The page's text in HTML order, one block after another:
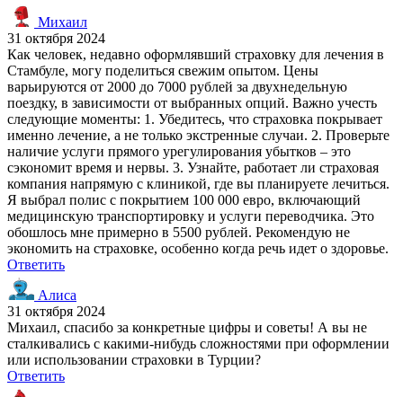
Михаил
31 октября 2024
Как человек, недавно оформлявший страховку для лечения в
Стамбуле, могу поделиться свежим опытом. Цены
варьируются от 2000 до 7000 рублей за двухнедельную
поездку, в зависимости от выбранных опций. Важно учесть
следующие моменты: 1. Убедитесь, что страховка покрывает
именно лечение, а не только экстренные случаи. 2. Проверьте
наличие услуги прямого урегулирования убытков – это
сэкономит время и нервы. 3. Узнайте, работает ли страховая
компания напрямую с клиникой, где вы планируете лечиться.
Я выбрал полис с покрытием 100 000 евро, включающий
медицинскую транспортировку и услуги переводчика. Это
обошлось мне примерно в 5500 рублей. Рекомендую не
экономить на страховке, особенно когда речь идет о здоровье.
Ответить
Алиса
31 октября 2024
Михаил, спасибо за конкретные цифры и советы! А вы не
сталкивались с какими-нибудь сложностями при оформлении
или использовании страховки в Турции?
Ответить